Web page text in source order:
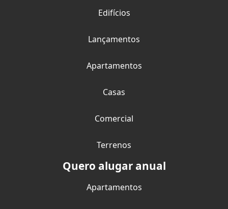
Edifícios
Lançamentos
Apartamentos
Casas
Comercial
Terrenos
Quero alugar anual
Apartamentos